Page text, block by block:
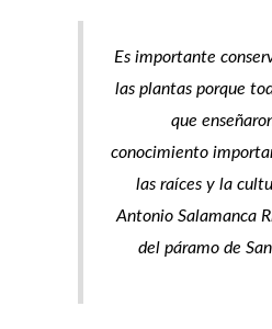
Es importante
las plantas porque
que
conocimiento
las raíces y la
Antonio Salamanca
del páramo de